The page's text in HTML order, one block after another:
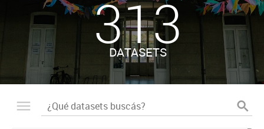
313
DATASETS